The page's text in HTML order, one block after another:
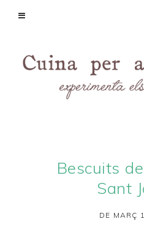
Bescuits
Sant
DE MARÇ